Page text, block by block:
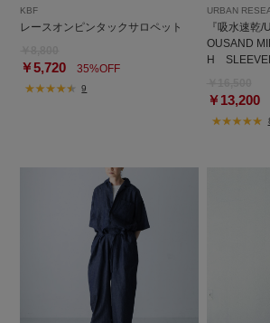
KBF
レースオンピンタックサロペット
￥5,720 35%OFF
9
URBAN
『吸水速乾
OUSAND
H
￥13,200